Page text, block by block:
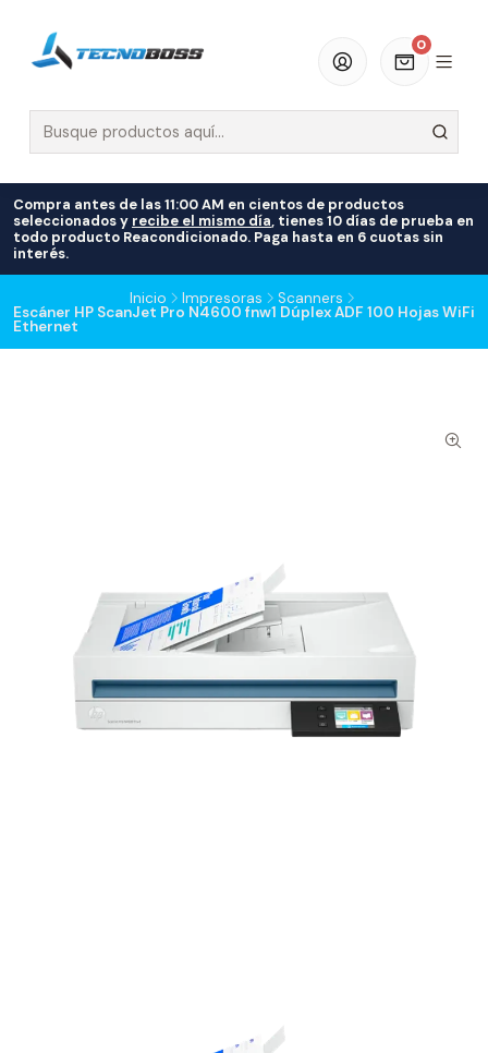
0
Compra antes de las 11:00 AM en cientos de productos
seleccionados y recibe el mismo día, tienes 10 días de prueba en
todo producto Reacondicionado. Paga hasta en 6 cuotas sin
interés.
Inicio Impresoras Scanners
Escáner HP ScanJet Pro N4600 fnw1 Dúplex ADF 100 Hojas WiFi
Ethernet